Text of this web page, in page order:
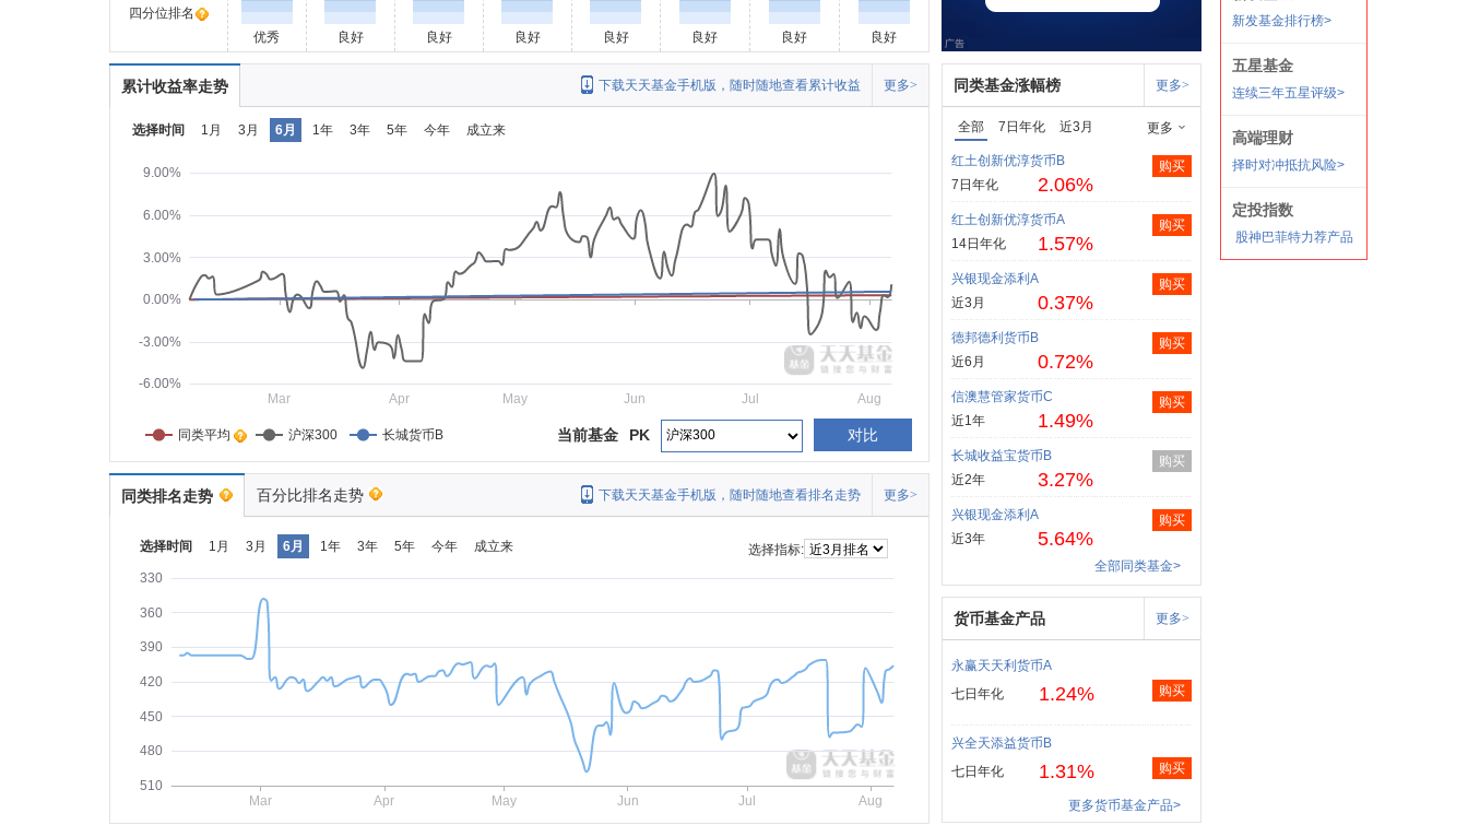
四分位排名
优秀
良好 良好 良好 良好 良好 良好 良好
累计收益率走势 更多>
下载天天基金手机版，随时随地查看累计收益
选择时间 1月 3月 6月 1年 3年 5年 今年 成立来
-6.00%
-3.00%
0.00%
3.00%
6.00%
9.00%
Mar Apr May Jun Jul Aug
同类平均 沪深300 长城货币B 对比
PK
当前基金
同类排名走势 百分比排名走势 更多>
下载天天基金手机版，随时随地查看排名走势
选择时间 1月 3月 6月 1年 3年 5年 今年 成立来
选择指标:
330
360
390
420
450
480
510
Mar
Apr May Jun Jul Aug
同类基金涨幅榜 更多>
全部 7日年化 近3月 更多
红土创新优淳货币B
7日年化
2.06%
购买
红土创新优淳货币A
14日年化
1.57%
购买
兴银现金添利A
近3月
0.37%
购买
德邦德利货币B
近6月
0.72%
购买
信澳慧管家货币C
近1年
1.49%
购买
长城收益宝货币B
近2年
3.27%
购买
兴银现金添利A
近3年
5.64%
购买
全部同类基金>
货币基金产品 更多>
永赢天天利货币A
七日年化
1.24% 购买
兴全天添益货币B
七日年化
1.31% 购买
更多货币基金产品>